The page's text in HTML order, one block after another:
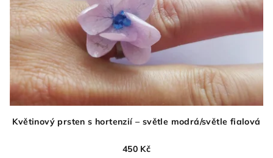
Květinový prsten s hortenzií – světle modrá/světle fialová
450 Kč